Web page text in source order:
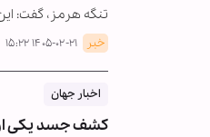
تنگه هرمز، گفت:
خبر ۱۴۰۵-۰۲-۲۱ ۱۵:۲۲
اخبار جهان
کشف جسد یکی